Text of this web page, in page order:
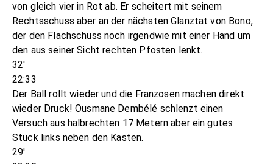
von gleich vier in Rot ab. Er scheitert mit seinem
Rechtsschuss aber an der nächsten Glanztat von Bono,
der den Flachschuss noch irgendwie mit einer Hand um
den aus seiner Sicht rechten Pfosten lenkt.
32'
22:33
Der Ball rollt wieder und die Franzosen machen direkt
wieder Druck! Ousmane Dembélé schlenzt einen
Versuch aus halbrechten 17 Metern aber ein gutes
Stück links neben den Kasten.
29'